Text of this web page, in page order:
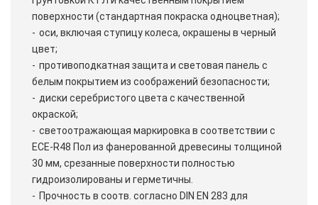
поверхности (стандартная покраска одноцветная);
оси, включая ступицу колеса, окрашены в черный
цвет;
противоподкатная защита и световая панель с
белым покрытием из соображений безопасности;
диски серебристого цвета с качественной
окраской;
светоотражающая маркировка в соответствии с
ECE-R48 Пол из фанерованной древесины толщиной
30 мм, срезанные поверхности полностью
гидроизолированы и герметичны.
Прочность в соотв. согласно DIN EN 283 для